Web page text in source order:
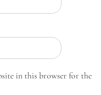
in this browser for the